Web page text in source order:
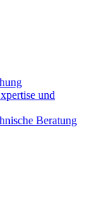
und
Beratung